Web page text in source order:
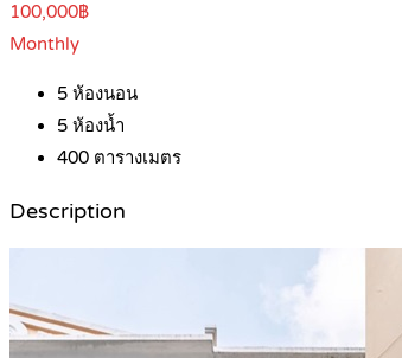
100,000฿
Monthly
5 ห้องนอน
5 ห้องน้ำ
400 ตารางเมตร
Description